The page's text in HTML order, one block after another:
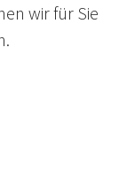
wir für Sie